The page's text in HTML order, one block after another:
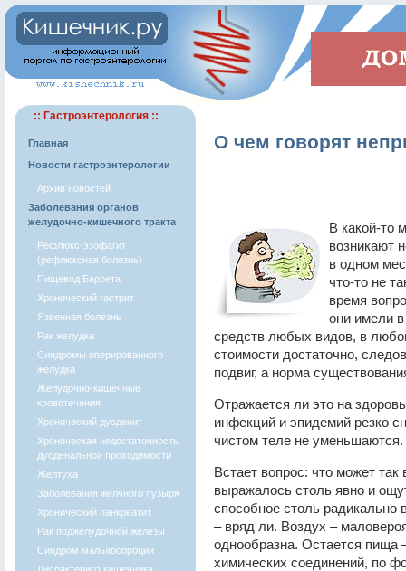
:: Гастроэнтерология ::
Главная
Новости гастроэнтерологии
Архив новостей
Заболевания органов
желудочно-кишечного тракта
Рефлюкс-эзофагит
(рефлюксная болезнь)
Пищевод Баррета
Хронический гастрит
Язвенная болезнь
Рак желудка
Синдромы оперированного
желудка
Желудочно-кишечные
кровотечения
Хронический дуоденит
Хроническая недостаточность
дуоденальной проходимости
Желтуха
Заболевания желчного пузыря
Хронический панкреатит
Рак поджелудочной железы
Синдром мальабсорбции
О чем говорят
В какой-то
возникают
в одном
что-то не
время
они имели
средств любых видов, в
стоимости достаточно,
подвиг, а норма
Отражается ли это на
инфекций и эпидемий резко
чистом теле не уменьшаются.
Встает вопрос: что может
выражалось столь явно и
способное столь
– вряд ли. Воздух –
однообразна. Остается пища
химических соединений, по